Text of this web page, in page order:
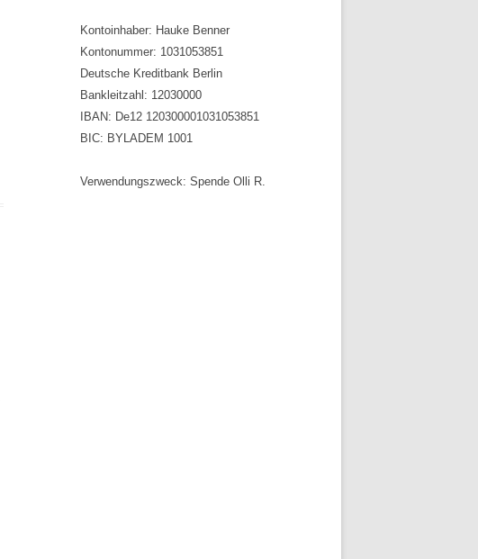
Kontoinhaber: Hauke Benner
Kontonummer: 1031053851
Deutsche Kreditbank Berlin
Bankleitzahl: 12030000
IBAN: De12 120300001031053851
BIC: BYLADEM 1001
Verwendungszweck: Spende Olli R.